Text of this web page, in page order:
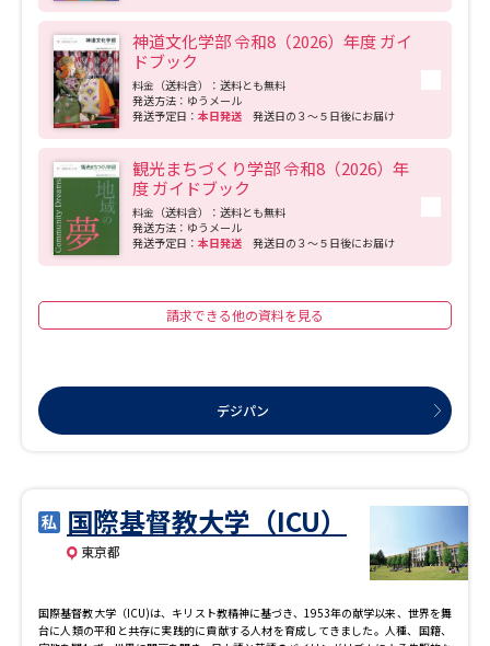
神道文化学部 令和8（2026）年度 ガイ
ドブック
料金（送料含）：送料とも無料
発送方法：ゆうメール
発送予定日： 本日発送 発送日の３～５日後にお届け
観光まちづくり学部 令和8（2026）年
度 ガイドブック
料金（送料含）：送料とも無料
発送方法：ゆうメール
発送予定日： 本日発送 発送日の３～５日後にお届け
請求できる他の資料を見る
デジパン
国際基督教大学（ICU）
東京都
国際基督教大学（ICU)は、キリスト教精神に基づき、1953年の献学以来、世界を舞
台に人類の平和と共存に実践的に貢献する人材を育成してきました。人種、国籍、